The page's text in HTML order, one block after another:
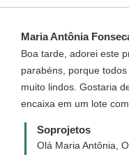
Maria Antônia
Boa tarde, adorei este
parabéns, porque
muito lindos. Gostaria
encaixa em um lote
Soprojetos
Olá Maria Antônia,